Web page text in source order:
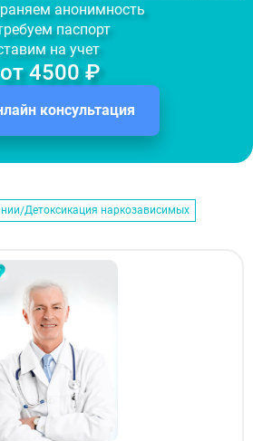
анонимность
паспорт
на учет
консультация
от 4500 ₽
Детоксикация наркозависимых